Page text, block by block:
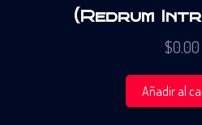
(Redrum
$0.00
Añadir al